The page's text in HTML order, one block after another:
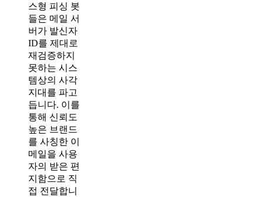
스형 피싱 봇
들은 메일 서
버가 발신자
ID를 제대로
재검증하지
못하는 시스
템상의 사각
지대를 파고
듭니다. 이를
통해 신뢰도
높은 브랜드
를 사칭한 이
메일을 사용
자의 받은 편
지함으로 직
접 전달합니